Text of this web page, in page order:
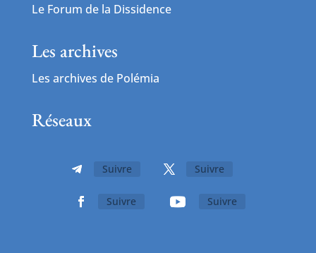
Le Forum de la Dissidence
Les archives
Les archives de Polémia
Réseaux
Suivre Suivre
Suivre Suivre